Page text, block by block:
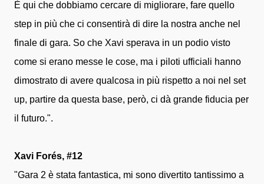
È qui che dobbiamo cercare di migliorare, fare quello
step in più che ci consentirà di dire la nostra anche nel
finale di gara. So che Xavi sperava in un podio visto
come si erano messe le cose, ma i piloti ufficiali hanno
dimostrato di avere qualcosa in più rispetto a noi nel set
up, partire da questa base, però, ci dà grande fiducia per
il futuro.".
Xavi Forés, #12
"Gara 2 è stata fantastica, mi sono divertito tantissimo a